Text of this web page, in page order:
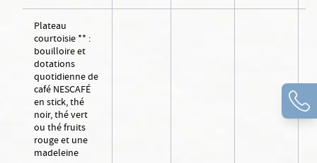
Plateau
courtoisie ** :
bouilloire et
dotations
quotidienne de
café NESCAFÉ
en stick, thé
noir, thé vert
ou thé fruits
rouge et une
madeleine